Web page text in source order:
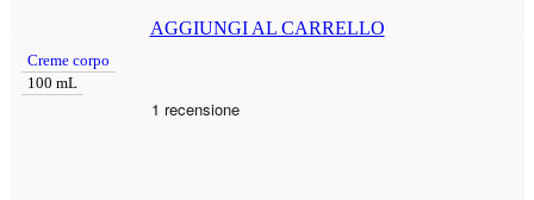
AGGIUNGI AL CARRELLO
Creme corpo
100 mL